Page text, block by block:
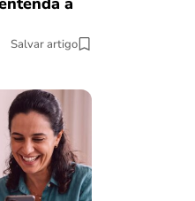
Salvar artigo